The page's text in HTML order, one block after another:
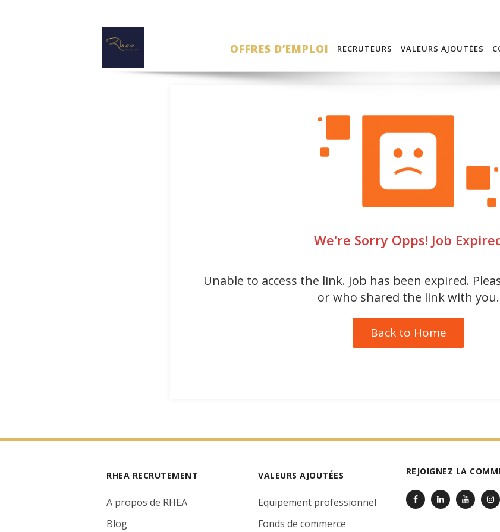
OFFRES D’EMPLOI RECRUTEURS VALEURS AJOUTÉES
We're Sorry Opps! Job
Unable to access the link. Job has been expired.
or who shared the link with you.
Back to Home
RHEA RECRUTEMENT
A propos de RHEA
Blog
VALEURS AJOUTÉES
Equipement professionnel
Fonds de commerce
REJOIGNEZ LA